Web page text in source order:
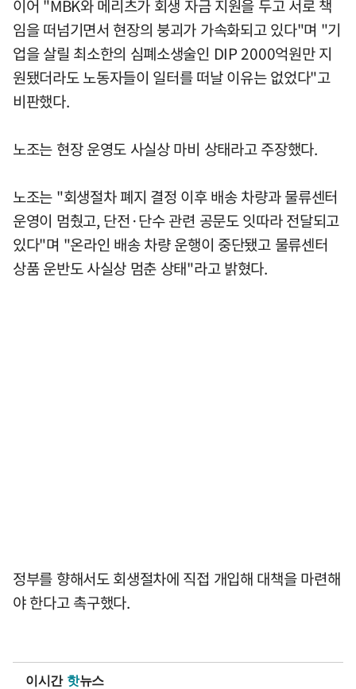
이어 "MBK와 메리츠가 회생 자금 지원을 두고 서로 책
임을 떠넘기면서 현장의 붕괴가 가속화되고 있다"며 "기
업을 살릴 최소한의 심폐소생술인 DIP 2000억원만 지
원됐더라도 노동자들이 일터를 떠날 이유는 없었다"고
비판했다.
노조는 현장 운영도 사실상 마비 상태라고 주장했다.
노조는 "회생절차 폐지 결정 이후 배송 차량과 물류센터
운영이 멈췄고, 단전·단수 관련 공문도 잇따라 전달되고
있다"며 "온라인 배송 차량 운행이 중단됐고 물류센터
상품 운반도 사실상 멈춘 상태"라고 밝혔다.
정부를 향해서도 회생절차에 직접 개입해 대책을 마련해
야 한다고 촉구했다.
이시간 핫뉴스